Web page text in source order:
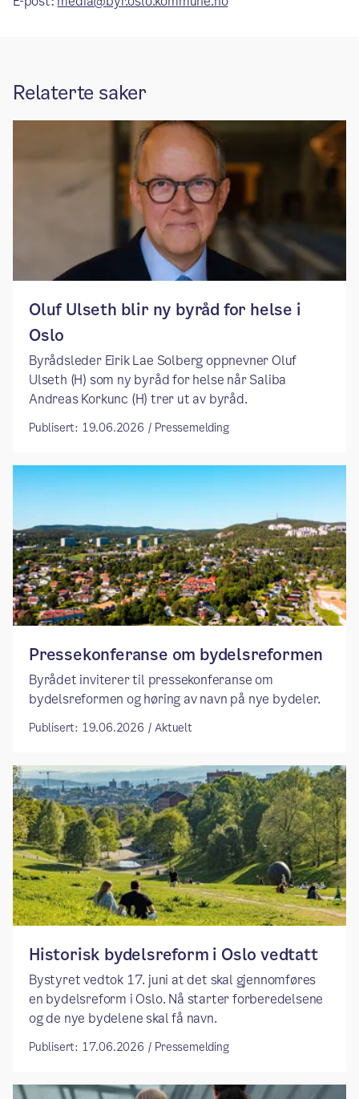
Relaterte saker
​​Oluf Ulseth blir ny byråd for helse i
Oslo ​
​​Byrådsleder Eirik Lae Solberg oppnevner Oluf
Ulseth (H) som ny byråd for helse når Saliba
Andreas Korkunc (H) trer ut av byråd. ​
Publisert: 19.06.2026 / Pressemelding
Pressekonferanse om bydelsreformen
Byrådet inviterer til pressekonferanse om
bydelsreformen og høring av navn på nye bydeler.
Publisert: 19.06.2026 / Aktuelt
​​Historisk bydelsreform i Oslo vedtatt​
Bystyret vedtok 17. juni at det skal gjennomføres
en bydelsreform i Oslo. Nå starter forberedelsene
og de nye bydelene skal få navn.
Publisert: 17.06.2026 / Pressemelding